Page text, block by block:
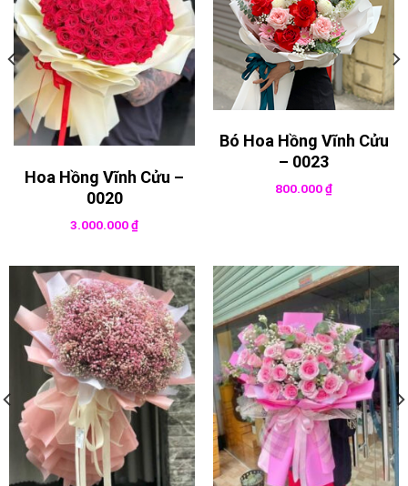
Hoa Hồng Vĩnh Cửu –
0020
3.000.000₫
Bó Hoa Hồng Vĩnh Cửu
– 0023
800.000₫